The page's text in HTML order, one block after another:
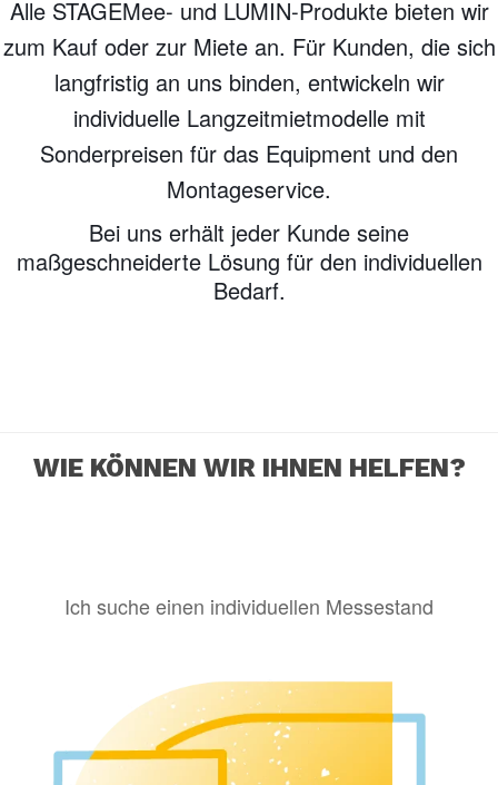
Alle STAGEMee- und LUMIN-Produkte bieten wir
zum Kauf oder zur Miete an. Für Kunden, die sich
langfristig an uns binden, entwickeln wir
individuelle Langzeitmietmodelle mit
Sonderpreisen für das Equipment und den
Montageservice.
Bei uns erhält jeder Kunde seine
maßgeschneiderte Lösung für den individuellen
Bedarf.
WIE KÖNNEN WIR IHNEN HELFEN?
Ich suche einen individuellen Messestand